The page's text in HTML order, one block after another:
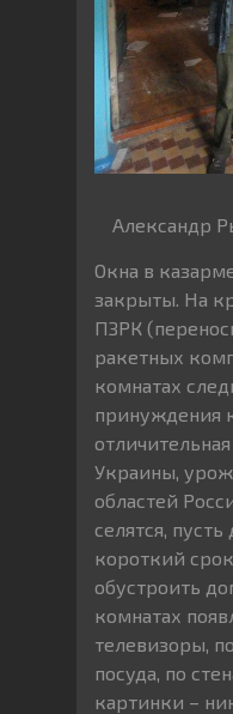
Александр
Окна в
закрыты. На
ПЗРК
ракетных
комнатах
принуждения
Украины,
областей
селятся,
короткий
обустроить
комнатах
телевизоры,
посуда, по
картинки –